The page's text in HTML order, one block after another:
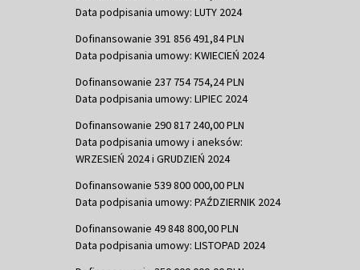
Data podpisania umowy: LUTY 2024
Dofinansowanie 391 856 491,84 PLN
Data podpisania umowy: KWIECIEŃ 2024
Dofinansowanie 237 754 754,24 PLN
Data podpisania umowy: LIPIEC 2024
Dofinansowanie 290 817 240,00 PLN
Data podpisania umowy i aneksów:
WRZESIEŃ 2024 i GRUDZIEŃ 2024
Dofinansowanie 539 800 000,00 PLN
Data podpisania umowy: PAŹDZIERNIK 2024
Dofinansowanie 49 848 800,00 PLN
Data podpisania umowy: LISTOPAD 2024